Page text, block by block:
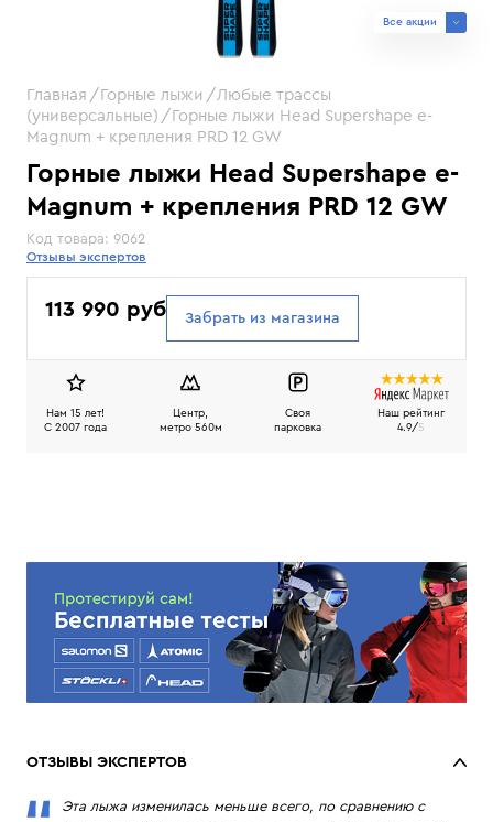
Все акции
Главная Горные лыжи
Любые трассы
(универсальные)
Горные лыжи Head Supershape e-
Magnum + крепления PRD 12 GW
Горные лыжи Head Supershape e-
Magnum + крепления PRD 12 GW
Код товара: 9062
Отзывы экспертов
113 990 руб Забрать из магазина
Нам 15 лет!
C 2007 года
Центр,
метро 560м
Своя
парковка
Наш рейтинг
4.9/5
ОТЗЫВЫ ЭКСПЕРТОВ
Эта лыжа изменилась меньше всего, по сравнению с